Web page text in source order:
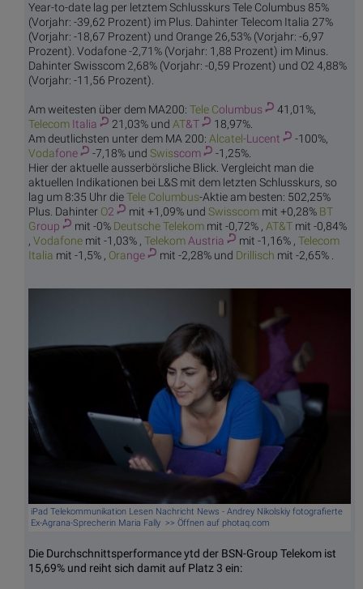
Year-to-date lag per letztem Schlusskurs Tele Columbus 85%
(Vorjahr: -39,62 Prozent) im Plus. Dahinter Telecom Italia 27%
(Vorjahr: -18,67 Prozent) und Orange 26,53% (Vorjahr: -6,97
Prozent). Vodafone -2,71% (Vorjahr: 1,88 Prozent) im Minus.
Dahinter Swisscom 2,68% (Vorjahr: -0,59 Prozent) und O2 4,88%
(Vorjahr: -11,56 Prozent).
Am weitesten über dem MA200: Tele Columbus
41,01%,
Telecom Italia 21,03% und AT&T
18,97%.
Am deutlichsten unter dem MA 200: Alcatel-Lucent
-100%,
Vodafone -7,18% und Swisscom
-1,25%.
Hier der aktuelle ausserbörsliche Blick. Vergleicht man die
aktuellen Indikationen bei L&S mit dem letzten Schlusskurs, so
lag um 8:35 Uhr dieTele Columbus-Aktie am besten: 502,25%
Plus. Dahinter O2 mit +1,09% und Swisscom mit +0,28% BT
Group mit -0% DeutscheTelekom mit -0,72% , AT&T mit -0,84%
, Vodafone mit -1,03% , Telekom Austria mit -1,16% , Telecom
Italia mit -1,5% , Orange mit -2,28% und Drillisch mit -2,65% .
iPad Telekommunikation Lesen Nachricht News - Andrey Nikolskiy fotografierte
Ex-Agrana-Sprecherin Maria Fally >> Öffnen auf photaq.com
Die Durchschnittsperformance ytd der BSN-Group Telekom ist
15,69% und reiht sich damit auf Platz 3 ein: